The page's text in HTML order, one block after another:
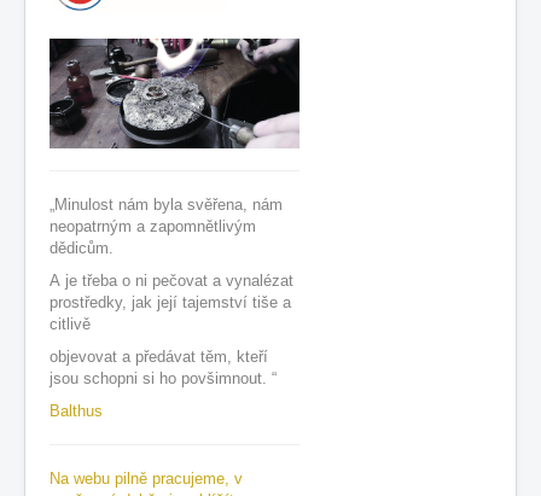
„Minulost nám byla svěřena, nám
neopatrným a zapomnětlivým
dědicům.
A je třeba o ni pečovat a vynalézat
prostředky, jak její tajemství tiše a
citlivě
objevovat a předávat těm, kteří
jsou schopni si ho povšimnout. “
Balthus
Na webu pilně pracujeme, v